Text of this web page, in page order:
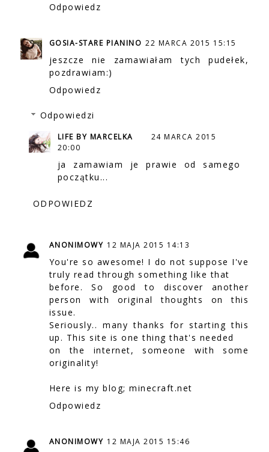
Odpowiedz
GOSIA-STARE PIANINO 22 MARCA 2015 15:15
jeszcze nie zamawiałam tych pudełek,
pozdrawiam:)
Odpowiedz
Odpowiedzi
LIFE BY MARCELKA
24 MARCA 2015
20:00
ja zamawiam je prawie od samego
początku...
ODPOWIEDZ
ANONIMOWY 12 MAJA 2015 14:13
You're so awesome! I do not suppose I've
truly read through something like that
before. So good to discover another
person with original thoughts on this
issue.
Seriously.. many thanks for starting this
up. This site is one thing that's needed
on the internet, someone with some
originality!
Here is my blog;minecraft.net
Odpowiedz
ANONIMOWY 12 MAJA 2015 15:46